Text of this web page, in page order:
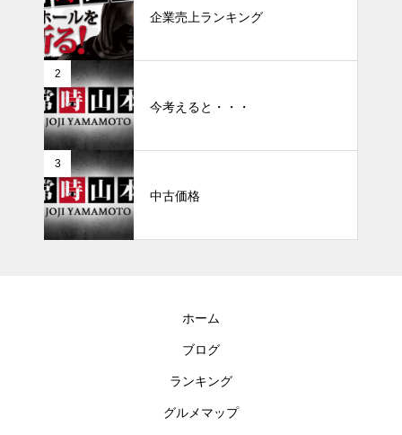
企業売上ランキング
2
今考えると・・・
3
中古価格
ホーム
ブログ
ランキング
グルメマップ